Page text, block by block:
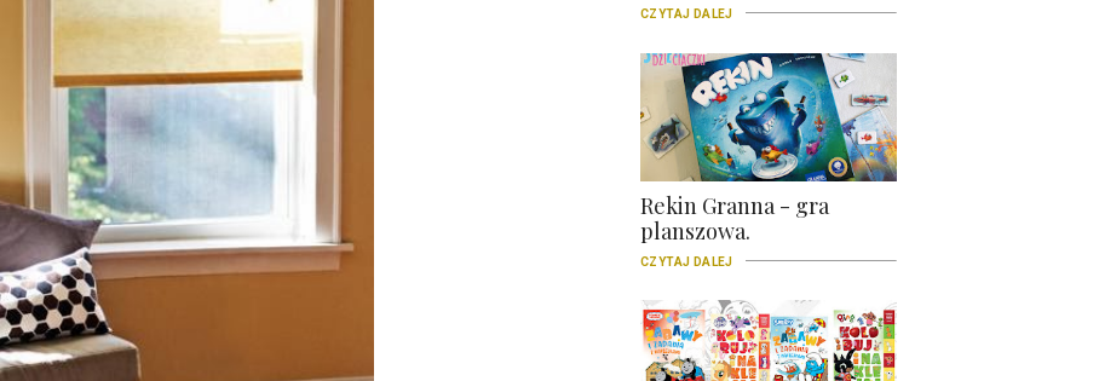
CZYTAJ DALEJ
Rekin Granna - gra
planszowa.
CZYTAJ DALEJ